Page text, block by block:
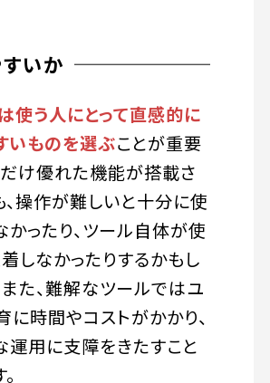
いか
使う人にとって直感的に
いものを選ぶことが重要
だけ優れた機能が搭載さ
、操作が難しいと十分に使
かったり、ツール自体が使
しなかったりするかもし
また、難解なツールではユ
に時間やコストがかかり、
運用に支障をきたすこと